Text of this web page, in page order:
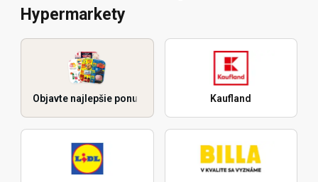
Hypermarkety
Objavte najlepšie ponuky Kaufland